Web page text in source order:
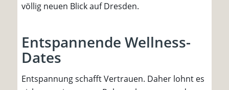
völlig neuen Blick auf Dresden.
Entspannende Wellness-
Dates
Entspannung schafft Vertrauen. Daher lohnt es